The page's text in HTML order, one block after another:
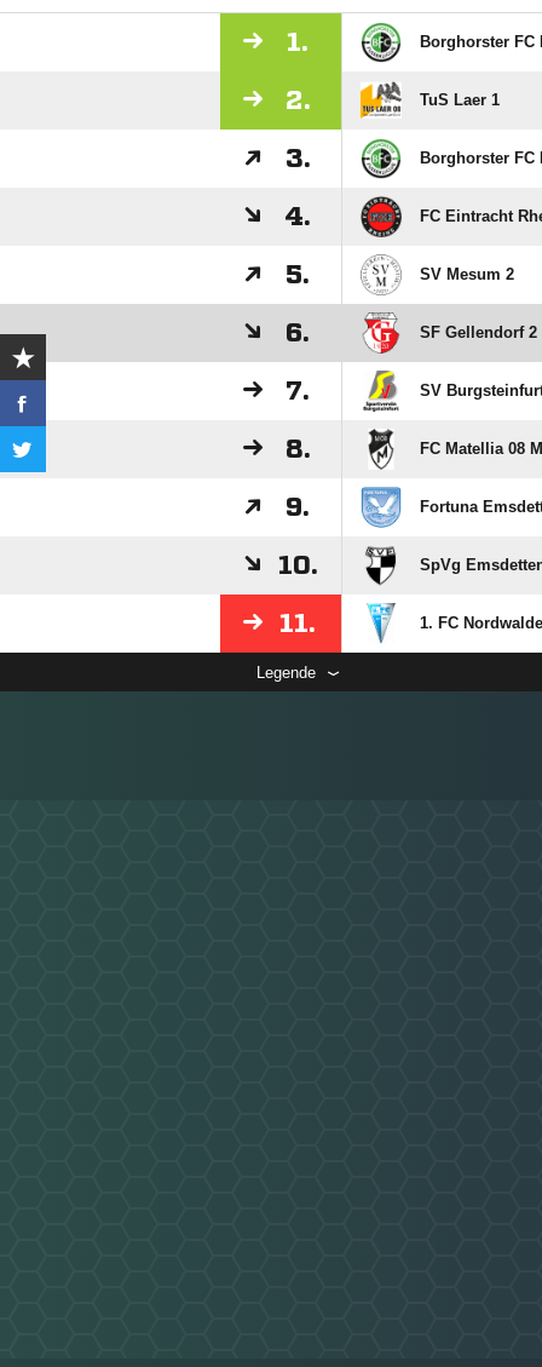
1. Borghorster FC
2. TuS Laer 1
3. Borghorster FC
4. FC Eintracht
5. SV Mesum 2
6. SF Gellendorf 2
7. SV
8. FC Matellia 08
9. Fortuna
10. SpVg
11. 1. FC
Legende